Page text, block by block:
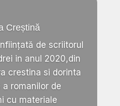
Creștină
de scriitorul
in anul 2020,din
crestina si dorinta
a romanilor de
cu materiale